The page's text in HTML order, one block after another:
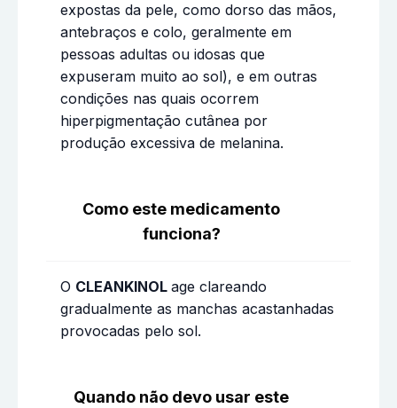
expostas da pele, como dorso das mãos,
antebraços e colo, geralmente em
pessoas adultas ou idosas que
expuseram muito ao sol), e em outras
condições nas quais ocorrem
hiperpigmentação cutânea por
produção excessiva de melanina.
Como este medicamento
funciona?
O CLEANKINOL age clareando
gradualmente as manchas acastanhadas
provocadas pelo sol.
Quando não devo usar este